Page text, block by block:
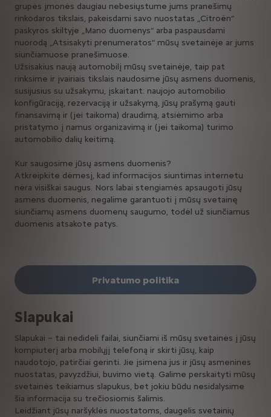
grupės įmonės daugiau nebesiųstume jums pranešimų
rinkodaros tikslais, pakeisdami savo nuostatas „Citroën“
paskyros skiltyje „Mano duomenys“ arba paspausdami
nuorodą „Atsisakyti prenumeratos“ mūsų svetainėje ar jums
siunčiamuose pranešimuose.
Užsisakius naują automobilį mūsų svetainėje, taip pat
rinksime ir įvairiais tikslais naudosime jūsų asmens duomenis,
susijusius su užsakymu, įskaitant: naujojo automobilio
konfigūraciją, rezervaciją ir užsakymą, jūsų prašymą gauti
finansavimą ir (jei taikoma) draudimą, atsiėmimo arba
pristatymo į namus organizavimą ir (jei taikoma) turimo
automobilio dalių keitimą.
Kur saugosime jūsų asmens duomenis?
Atkreipkite dėmesį, kad informacijos siuntimas internetu
nėra visiškai saugus. Nors labai stengiamės apsaugoti jūsų
asmens duomenis, negalime garantuoti į mūsų svetainę
siunčiamų asmens duomenų saugumo, todėl už siunčiamus
duomenis atsakote patys.
Privatumo politika
Slapukai
Slapukai – tai nedideli failai, siunčiami iš mūsų svetainės į jūsų
kompiuterį arba mobilųjį telefoną ir skirti jūsų, kaip
naudotojo, patirčiai gerinti. Jie įsimena jus ir jūsų asmenines
nuostatas, pavyzdžiui, buvimo vietą. Galime perskaityti mūsų
svetainės teikiamus slapukus, bet jokiu būdu nesidalysime
šia informacija su trečiosiomis šalimis.
Leidžiant jūsų naršyklės nuostatoms, daugelis svetainių